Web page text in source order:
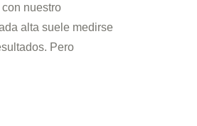
nuestro
alta suele medirse
Pero